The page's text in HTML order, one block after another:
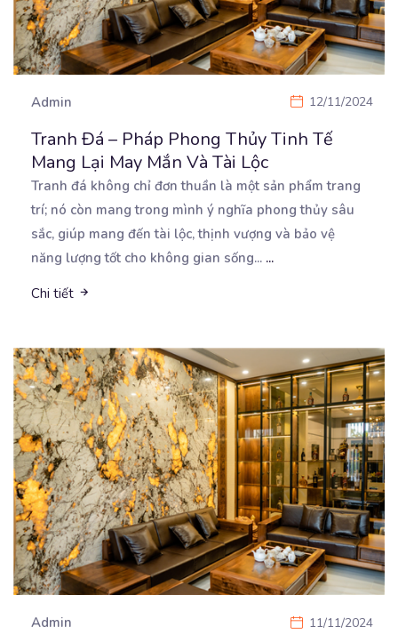
Admin 12/11/2024
Tranh Đá – Pháp Phong Thủy Tinh Tế
Mang Lại May Mắn Và Tài Lộc
Tranh đá không chỉ đơn thuần là một sản phẩm trang
trí; nó còn mang trong mình ý nghĩa phongthủy sâu
sắc, giúp mang đến tài lộc, thịnh vượng và bảo vệ
năng lượng tốt cho không gian sống... ...
Chi tiết
Admin 11/11/2024